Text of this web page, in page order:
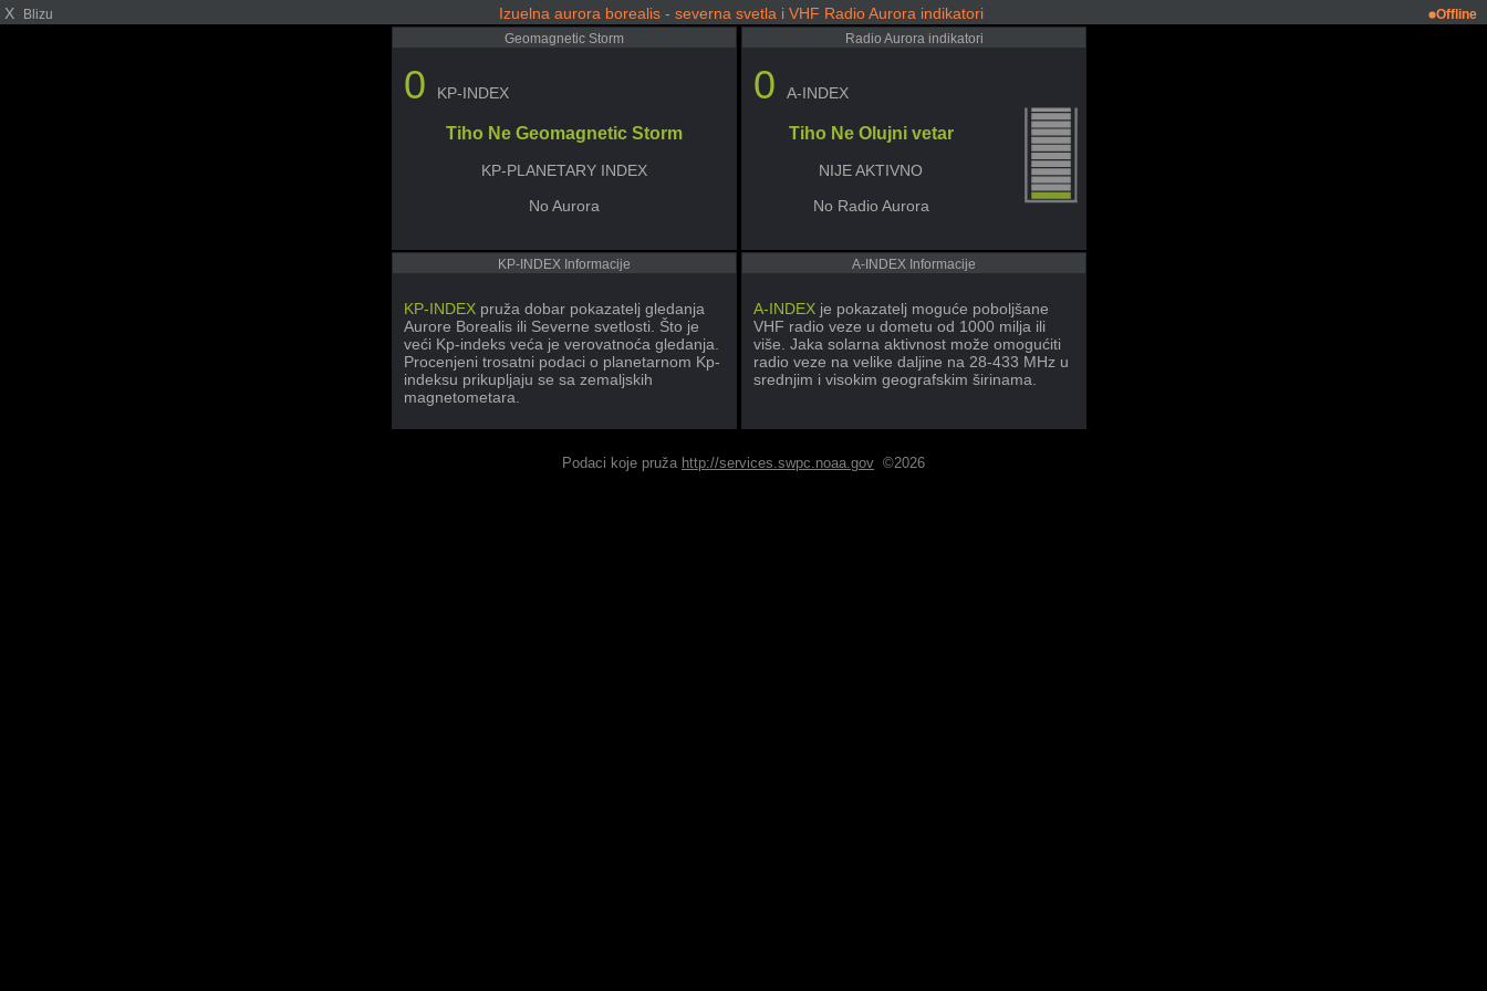
X Blizu Izuelna aurora borealis - severna svetla i VHF Radio Aurora indikatori Offline
Geomagnetic Storm
0 KP-INDEX
Tiho Ne Geomagnetic Storm
KP-PLANETARY INDEX
No Aurora
Radio Aurora indikatori
0 A-INDEX
Tiho Ne Olujni vetar
NIJE AKTIVNO
No Radio Aurora
KP-INDEX Informacije
KP-INDEX pruža dobar pokazatelj gledanja
Aurore Borealis ili Severne svetlosti. Što je
veći Kp-indeks veća je verovatnoća gledanja.
Procenjeni trosatni podaci o planetarnom Kp-
indeksu prikupljaju se sa zemaljskih
magnetometara.
A-INDEX Informacije
A-INDEX je pokazatelj moguće poboljšane
VHF radio veze u dometu od 1000 milja ili
više. Jaka solarna aktivnost može omogućiti
radio veze na velike daljine na 28-433 MHz u
srednjim i visokim geografskim širinama.
Podaci koje pruža http://services.swpc.noaa.gov ©2026